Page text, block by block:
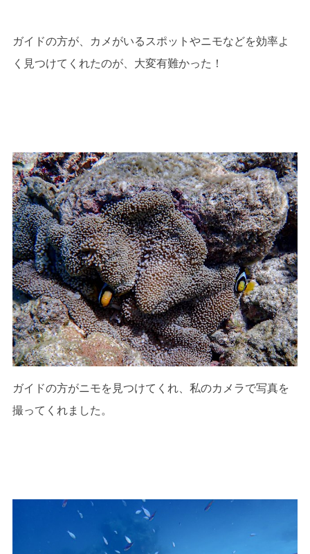
ガイドの方が、カメがいるスポットやニモなどを効率よ
く見つけてくれたのが、大変有難かった！
ガイドの方がニモを見つけてくれ、私のカメラで写真を
撮ってくれました。